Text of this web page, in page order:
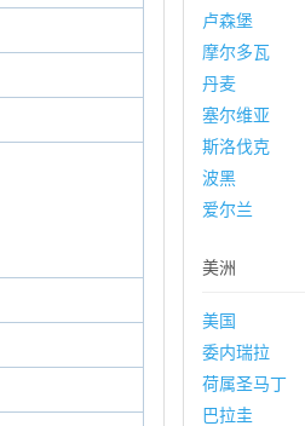
卢森堡
摩尔多瓦
丹麦
塞尔维亚
斯洛伐克
波黑
爱尔兰
美洲
美国
委内瑞拉
荷属圣马丁
巴拉圭